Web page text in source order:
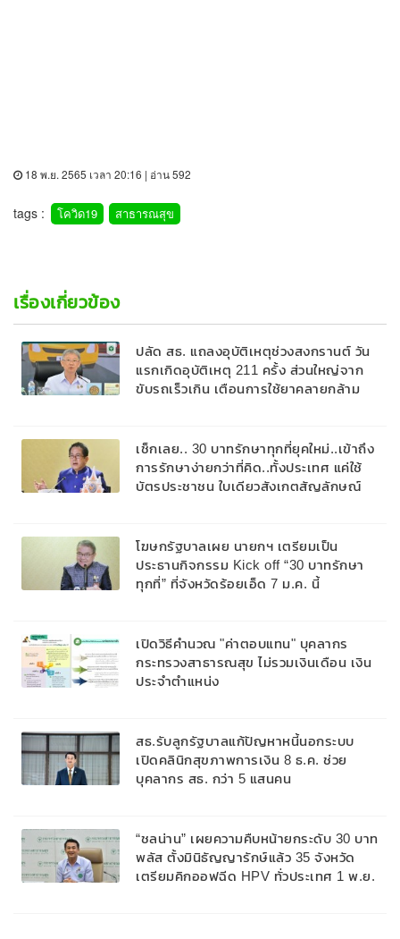
18 พ.ย. 2565 เวลา 20:16 | อ่าน 592
tags : โควิด19 สาธารณสุข
เรื่องเกี่ยวข้อง
ปลัด สธ. แถลงอุบัติเหตุช่วงสงกรานต์ วัน
แรกเกิดอุบัติเหตุ 211 ครั้ง ส่วนใหญ่จาก
ขับรถเร็วเกิน เตือนการใช้ยาคลายกล้าม
เช็กเลย.. 30 บาทรักษาทุกที่ยุคใหม่..เข้าถึง
การรักษาง่ายกว่าที่คิด..ทั้งประเทศ แค่ใช้
บัตรประชาชน ใบเดียวสังเกตสัญลักษณ์
โฆษกรัฐบาลเผย นายกฯ เตรียมเป็น
ประธานกิจกรรม Kick off “30 บาทรักษา
ทุกที่” ที่จังหวัดร้อยเอ็ด 7 ม.ค. นี้
เปิดวิธีคำนวณ "ค่าตอบแทน" บุคลากร
กระทรวงสาธารณสุข ไม่รวมเงินเดือน เงิน
ประจำตำแหน่ง
สธ.รับลูกรัฐบาลแก้ปัญหาหนี้นอกระบบ
เปิดคลินิกสุขภาพการเงิน 8 ธ.ค. ช่วย
บุคลากร สธ. กว่า 5 แสนคน
“ชลน่าน” เผยความคืบหน้ายกระดับ 30 บาท
พลัส ตั้งมินิธัญญารักษ์แล้ว 35 จังหวัด
เตรียมคิกออฟฉีด HPV ทั่วประเทศ 1 พ.ย.